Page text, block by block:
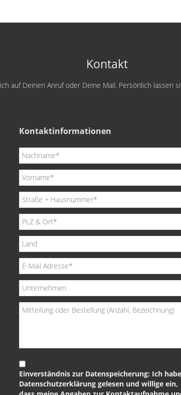
Kontakt
auf Deinen Anruf oder Deine Mail. Persönlich lassen
Kontaktinformationen
Einverständnis zur Datenspeicherung: Ich
Datenschutzerklärung gelesen und willige ein,